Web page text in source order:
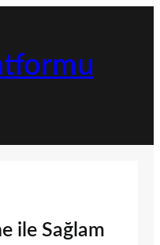
ile Sağlam